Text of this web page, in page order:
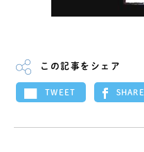
この記事をシェア
TWEET SHARE